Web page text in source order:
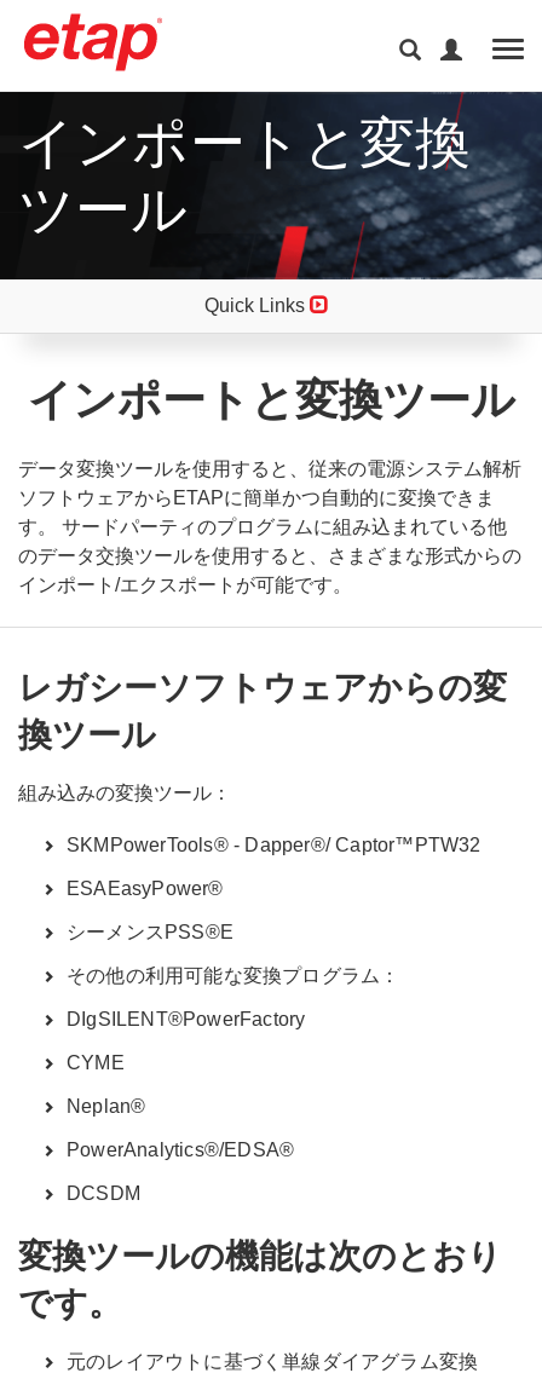
インポートと変換
ツール
Quick Links
インポートと変換ツール
データ変換ツールを使用すると、従来の電源システム解析
ソフトウェアからETAPに簡単かつ自動的に変換できま
す。 サードパーティのプログラムに組み込まれている他
のデータ交換ツールを使用すると、さまざまな形式からの
インポート/エクスポートが可能です。
レガシーソフトウェアからの変
換ツール
組み込みの変換ツール：
SKMPowerTools® - Dapper®/ Captor™PTW32
ESAEasyPower®
シーメンスPSS®E
その他の利用可能な変換プログラム：
DIgSILENT®PowerFactory
CYME
Neplan®
PowerAnalytics®/EDSA®
DCSDM
変換ツールの機能は次のとおり
です。
元のレイアウトに基づく単線ダイアグラム変換